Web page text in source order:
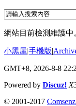
網站目前檢測維護中
小黑屋|手機版|
GMT+8, 2026-8-8
Powered by Discuz!
© 2001-2017